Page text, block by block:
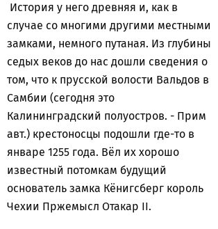
История у него древняя и, как в
случае со многими другими местными
замками, немного путаная. Из глубины
седых веков до нас дошли сведения о
том, что к прусской волости Вальдов в
Самбии (сегодня это
Калининградский полуостров. - Прим
авт.) крестоносцы подошли где-то в
январе 1255 года. Вёл их хорошо
известный потомкам будущий
основатель замка Кёнигсберг король
Чехии Пржемысл Отакар II.